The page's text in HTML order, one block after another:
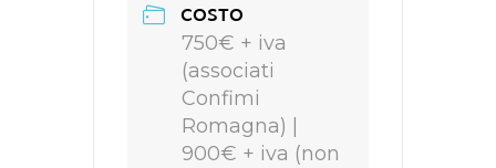
COSTO
750€ + iva
(associati
Confimi
Romagna) |
900€ + iva (non